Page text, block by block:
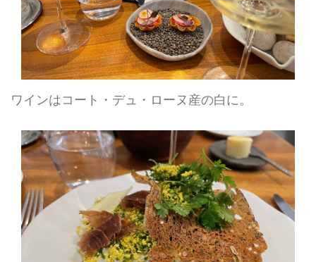
ワインはコート・デュ・ローヌ産の白に。